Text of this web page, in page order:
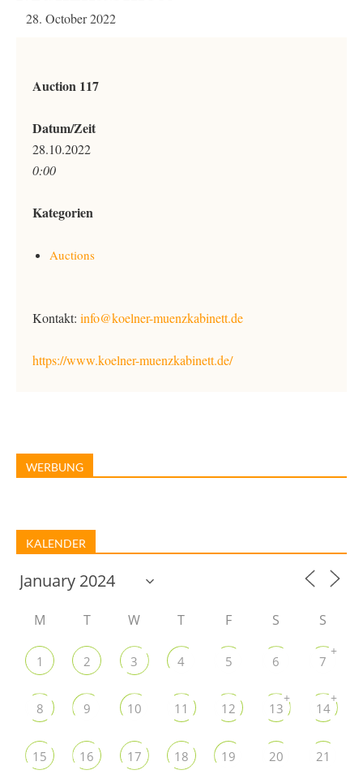
28. October 2022
Auction 117
Datum/Zeit
28.10.2022
0:00
Kategorien
Auctions
Kontakt: info@koelner-muenzkabinett.de
https://www.koelner-muenzkabinett.de/
WERBUNG
KALENDER
M T W T F S S
1 2 3 4 5 6 7
+
8 9 10 11 12 13
+
14
+
15 16 17 18 19 20 21